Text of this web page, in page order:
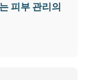
피부 관리의